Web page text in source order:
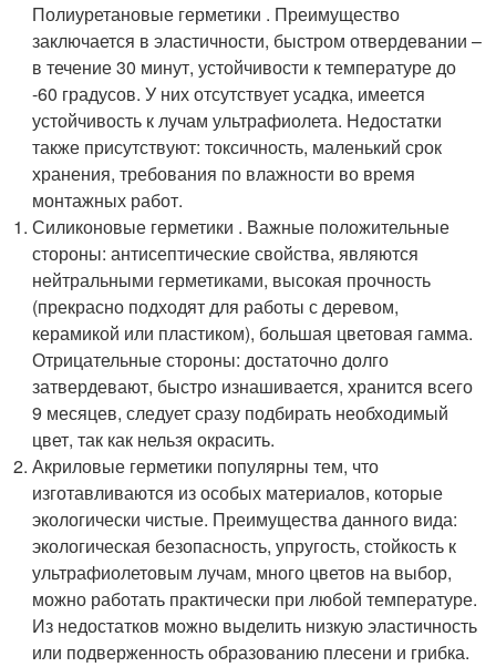
Полиуретановые герметики . Преимущество
заключается в эластичности, быстром отвердевании –
в течение 30 минут, устойчивости к температуре до
-60 градусов. У них отсутствует усадка, имеется
устойчивость к лучам ультрафиолета. Недостатки
также присутствуют: токсичность, маленький срок
хранения, требования по влажности во время
монтажных работ.
Силиконовые герметики . Важные положительные
стороны: антисептические свойства, являются
нейтральными герметиками, высокая прочность
(прекрасно подходят для работы с деревом,
керамикой или пластиком), большая цветовая гамма.
Отрицательные стороны: достаточно долго
затвердевают, быстро изнашивается, хранится всего
9 месяцев, следует сразу подбирать необходимый
цвет, так как нельзя окрасить.
Акриловые герметики популярны тем, что
изготавливаются из особых материалов, которые
экологически чистые. Преимущества данного вида:
экологическая безопасность, упругость, стойкость к
ультрафиолетовым лучам, много цветов на выбор,
можно работать практически при любой температуре.
Из недостатков можно выделить низкую эластичность
или подверженность образованию плесени и грибка.